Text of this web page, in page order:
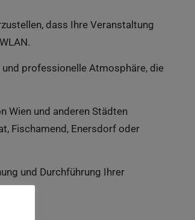
dass Ihre Veranstaltung
professionelle Atmosphäre, die
Wien und anderen Städten
Fischamend, Enersdorf oder
und Durchführung Ihrer